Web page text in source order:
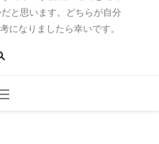
と思います。どちらが自分
になりましたら幸いです。